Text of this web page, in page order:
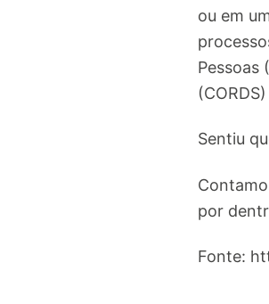
ou em
Pessoas
(CORDS)
Sentiu
por
Fonte: